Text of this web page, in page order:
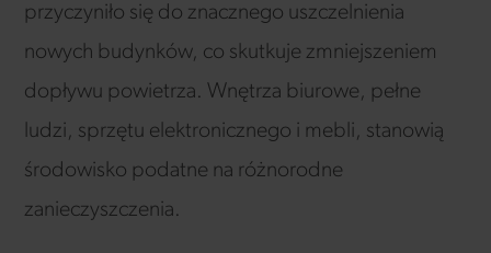
przyczyniło się do znacznego uszczelnienia
nowych budynków, co skutkuje zmniejszeniem
dopływu powietrza. Wnętrza biurowe, pełne
ludzi, sprzętu elektronicznego i mebli, stanowią
środowisko podatne na różnorodne
zanieczyszczenia.